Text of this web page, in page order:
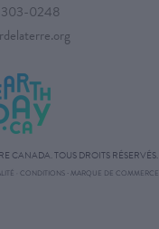
303-0248
CANADA. TOUS DROITS RÉSERVÉS.
CONDITIONS·MARQUE DE COMMERCE